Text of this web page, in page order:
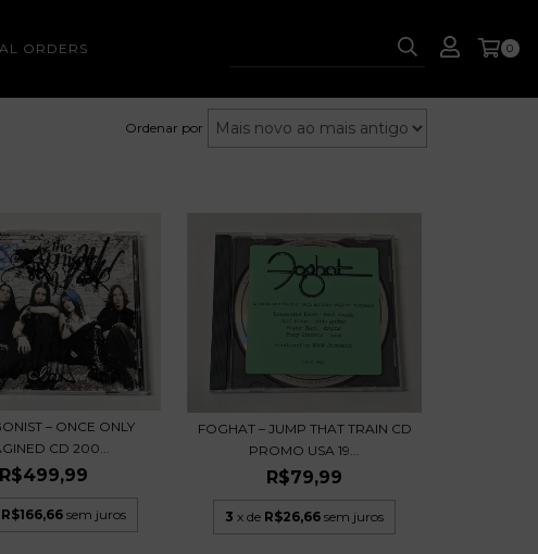
ORDERS 0
Ordenar por
‎– ONCE ONLY
CD 200...
R$499,99
R$166,66 sem juros
FOGHAT – JUMP THAT TRAIN CD
PROMO USA 19...
R$79,99
3 x de R$26,66 sem juros